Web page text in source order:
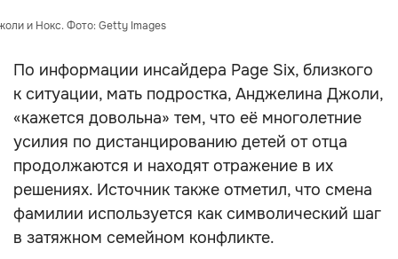
и Нокс. Фото: Getty Images
По информации инсайдера Page Six, близкого
к ситуации, мать подростка, Анджелина Джоли,
«кажется довольна» тем, что её многолетние
усилия по дистанцированию детей от отца
продолжаются и находят отражение в их
решениях. Источник также отметил, что смена
фамилии используется как символический шаг
в затяжном семейном конфликте.